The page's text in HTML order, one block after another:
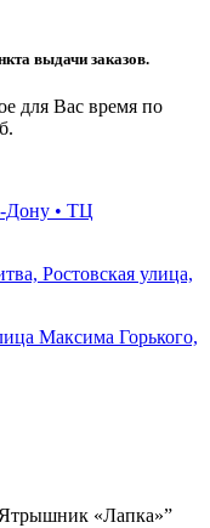
выдачи заказов.
для Вас время по
Дону • ТЦ
Ростовская улица,
Максима Горького,
«Лапка»”